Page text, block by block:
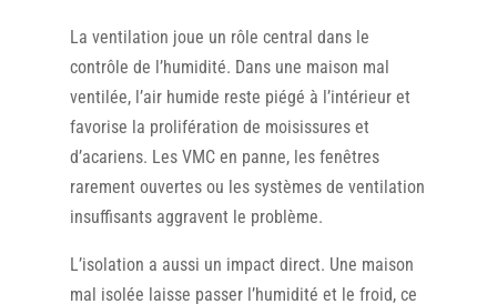
La ventilation joue un rôle central dans le
contrôle de l’humidité. Dans une maison mal
ventilée, l’air humide reste piégé à l’intérieur et
favorise la prolifération de moisissures et
d’acariens. Les VMC en panne, les fenêtres
rarement ouvertes ou les systèmes de ventilation
insuffisants aggravent le problème.
L’isolation a aussi un impact direct. Une maison
mal isolée laisse passer l’humidité et le froid, ce